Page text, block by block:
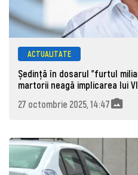
ACTUALITATE
Ședință în dosarul ”furtul
martorii neagă implicarea lui
27 octombrie 2025, 14:47